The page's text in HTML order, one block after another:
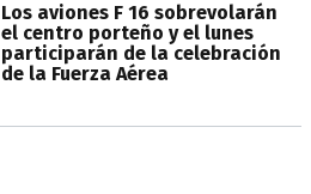
Los aviones F 16 sobrevolarán
el centro porteño y el lunes
participarán de la celebración
de la Fuerza Aérea